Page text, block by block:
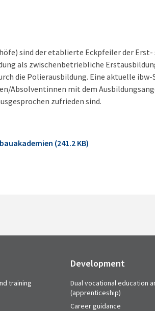
sind der etablierte Eckpfeiler der
als zwischenbetriebliche
die Polierausbildung. Eine aktuelle
Absolventinnen mit dem
zufrieden sind.
(241.2 KB)
training
Development
Dual vocational education
(apprenticeship)
Career guidance